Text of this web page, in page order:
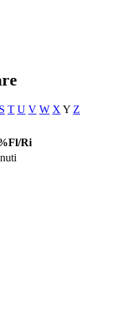
S T U V W X Y Z
Ri